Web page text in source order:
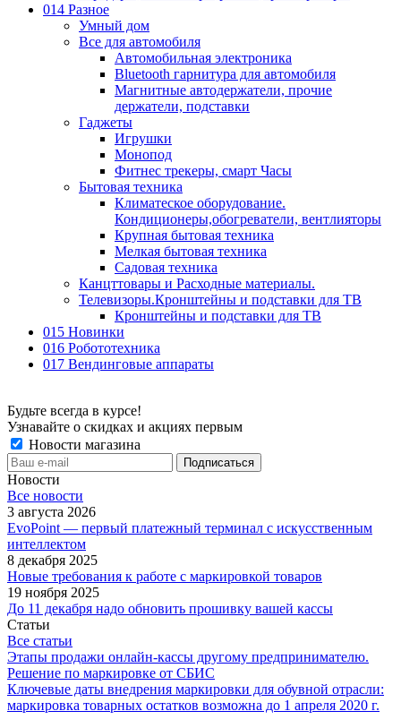
014 Разное
Умный дом
Все для автомобиля
Автомобильная электроника
Bluetooth гарнитура для автомобиля
Магнитные автодержатели, прочие
держатели, подставки
Гаджеты
Игрушки
Монопод
Фитнес трекеры, смарт Часы
Бытовая техника
Климатеское оборудование.
Кондиционеры,обогреватели, вентлияторы
Крупная бытовая техника
Мелкая бытовая техника
Садовая техника
Канцттовары и Расходные материалы.
Телевизоры.Кронштейны и подставки для ТВ
Кронштейны и подставки для ТВ
015 Новинки
016 Робототехника
017 Вендинговые аппараты
Будьте всегда в курсе!
Узнавайте о скидках и акциях первым
Новости магазина
Новости
Все новости
3 августа 2026
EvoPoint — первый платежный терминал с искусственным
интеллектом
8 декабря 2025
Новые требования к работе с маркировкой товаров
19 ноября 2025
До 11 декабря надо обновить прошивку вашей кассы
Статьи
Все статьи
Этапы продажи онлайн-кассы другому предпринимателю.
Решение по маркировке от СБИС
Ключевые даты внедрения маркировки для обувной отрасли:
маркировка товарных остатков возможна до 1 апреля 2020 г.